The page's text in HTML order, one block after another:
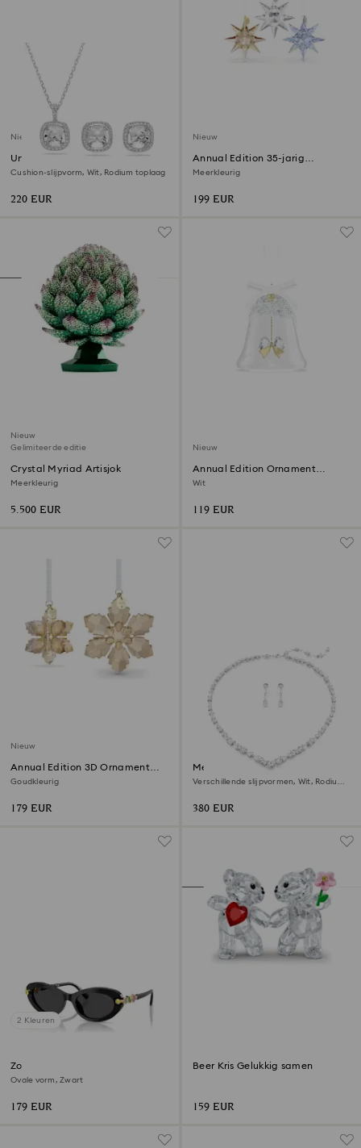
Nieuw
Una Angelic set
Cushion-slijpvorm, Wit, Rodium toplaag
220 EUR
Nieuw
Annual Edition 35-jarig
Jubileum Ornamentset 2026
Meerkleurig
199 EUR
Nieuw
Gelimiteerde editie
Crystal Myriad Artisjok
Meerkleurig
5.500 EUR
Nieuw
Annual Edition Ornament
Kerstklok 2026
Wit
119 EUR
Nieuw
Annual Edition 3D Ornament
Festive Set 2026
Goudkleurig
179 EUR
Mesmera set
Verschillende slijpvormen, Wit, Rodium
380 EUR
2 Kleuren
Zonnebril
Ovale vorm, Zwart
179 EUR
Beer Kris Gelukkig samen
159 EUR